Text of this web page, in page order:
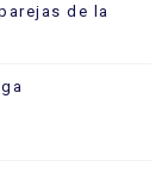
de la